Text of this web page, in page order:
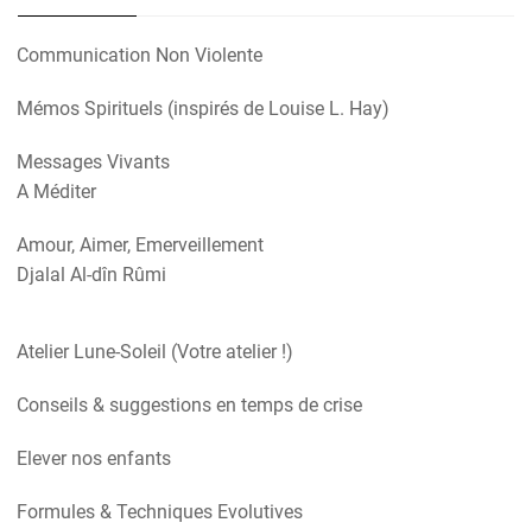
Communication Non Violente
Mémos Spirituels (inspirés de Louise L. Hay)
Messages Vivants
A Méditer
Amour, Aimer, Emerveillement
Djalal Al-dîn Rûmi
Atelier Lune-Soleil (Votre atelier !)
Conseils & suggestions en temps de crise
Elever nos enfants
Formules & Techniques Evolutives